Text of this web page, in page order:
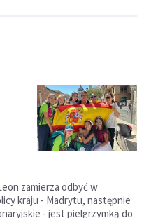
zamierza odbyć w
kraju - Madrytu, następnie
- jest pielgrzymką do